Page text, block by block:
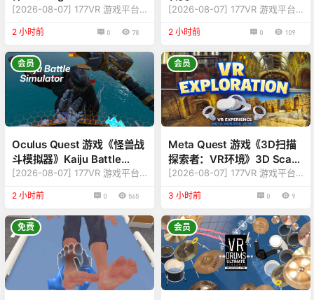
[2026-08-07] 177VR 游戏平台
版本v2.0.0.70 【更新】：修复更
【名称】：Higher Ground VR
【类型】：桌游、聚会、派对
【平台】：Quest 2、Quest Pr
o、Quest 3、Quest 3S（一体
机版本） 【联机】：需要网络
【大小】：475MB 【刷新】：90
2 小时前 0 78
Shift
[2026-08-07] 177VR 游戏平台
Shift 版本v1.14.81190.18292
查看下说明 【名称】：Dimensio
nal Double Shift 【类型】：射
击、动作 【平台】：Quest 2、
Quest Pro、Quest 3、Quest 3
S（一体机版本） 【联机】：需
要网络 【刷新】：90H…
2 小时前 0 109
会员
Oculus Quest 游戏《怪兽战
斗模拟器》Kaiju Battle
Simulator
[2026-08-07] 177VR 游戏平台
or 版本v0.7.1.196 【更新】：修
【名称】：怪兽战斗模拟器 【类
型】：动作、模拟、格斗、动作
【平台】：Quest、Quest 2、Q
uest Pro、Quest 3、Quest 3S
（一体机版本） 【大小】：253
MB 【刷新】：90Hz 【语言】：
2 小时前 0 565
会员
Meta Quest 游戏《3D扫描
探索者：VR环境》3D Scan
Explorer: VR Environments
[2026-08-07] 177VR 游戏平台
R Environments 版本v0.2.0.2
查看下方版本说明 【名称】：3D
Scan Explorer: VR Environmen
ts 【类型】：旅游、探索 【平
台】：Quest 2、Quest Pro、Q
uest 3、Quest 3S（一体机版
本） 【联机】：单…
3 小时前 0 9
免费 会员